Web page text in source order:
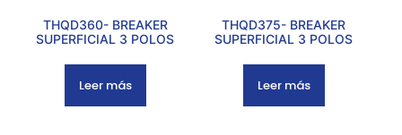
THQD360- BREAKER
SUPERFICIAL 3 POLOS
Leer más
THQD375- BREAKER
SUPERFICIAL 3 POLOS
Leer más